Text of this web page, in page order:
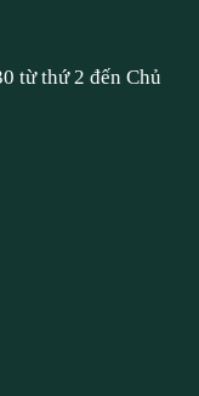
từ thứ 2 đến Chủ